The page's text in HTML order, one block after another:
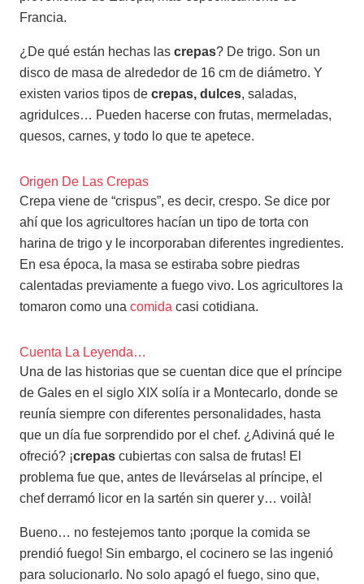
Francia.
¿De qué están hechas las crepas? De trigo. Son un
disco de masa de alrededor de 16 cm de diámetro. Y
existen varios tipos de crepas, dulces, saladas,
agridulces… Pueden hacerse con frutas, mermeladas,
quesos, carnes, y todo lo que te apetece.
Origen De Las Crepas
Crepa viene de “crispus”, es decir, crespo. Se dice por
ahí que los agricultores hacían un tipo de torta con
harina de trigo y le incorporaban diferentes ingredientes.
En esa época, la masa se estiraba sobre piedras
calentadas previamente a fuego vivo. Los agricultores la
tomaron como una comida casi cotidiana.
Cuenta La Leyenda…
Una de las historias que se cuentan dice que el príncipe
de Gales en el siglo XIX solía ir a Montecarlo, donde se
reunía siempre con diferentes personalidades, hasta
que un día fue sorprendido por el chef. ¿Adiviná qué le
ofreció? ¡crepas cubiertas con salsa de frutas! El
problema fue que, antes de llevárselas al príncipe, el
chef derramó licor en la sartén sin querer y… voilà!
Bueno… no festejemos tanto ¡porque la comida se
prendió fuego! Sin embargo, el cocinero se las ingenió
para solucionarlo. No solo apagó el fuego, sino que,